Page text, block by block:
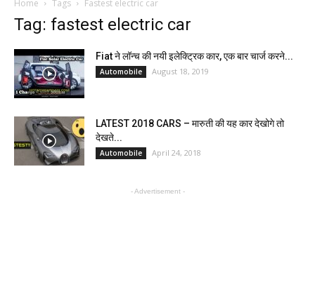
Home Tags Fastest electric car
Tag: fastest electric car
Fiat ने लॉन्च की नयी इलेक्ट्रिक कार, एक बार चार्ज करने...
Automobile August 18, 2019
LATEST 2018 CARS – मारुती की यह कार देखोगे तो
देखते...
Automobile April 24, 2018
- Advertisement -